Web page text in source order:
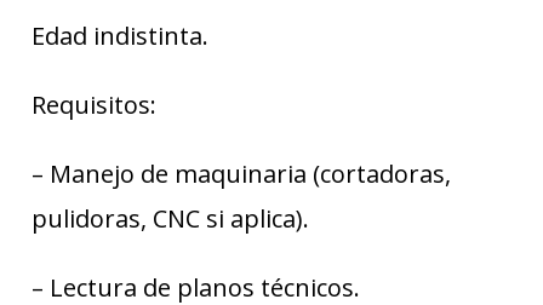
Edad indistinta.
Requisitos:
– Manejo de maquinaria (cortadoras,
pulidoras, CNC si aplica).
– Lectura de planos técnicos.